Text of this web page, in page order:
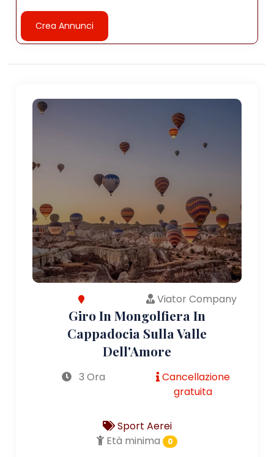
Crea Annunci
Viator Company
Giro In Mongolfiera In
Cappadocia Sulla Valle
Dell'Amore
3 Ora
Cancellazione
gratuita
Sport Aerei
Età minima
0